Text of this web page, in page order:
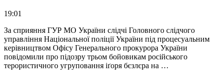
19:01
За сприяння ГУР МО України слідчі Головного слідчого
управління Національної поліції України під процесуальним
керівництвом Офісу Генерального прокурора України
повідомили про підозру трьом бойовикам російського
терористичного угруповання іґоря бєзлєра на …